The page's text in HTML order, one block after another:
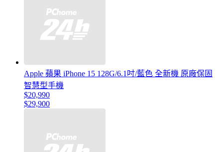
Apple 蘋果 iPhone 15 128G/6.1吋/藍色 全新機 原廠保固
智慧型手機
$20,990
$29,900